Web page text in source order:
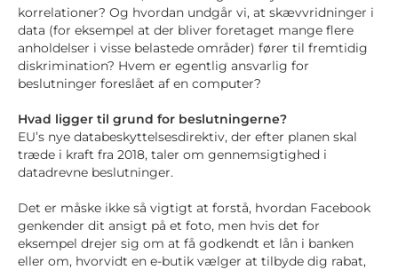
korrelationer? Og hvordan undgår vi, at skævvridninger i
data (for eksempel at der bliver foretaget mange flere
anholdelser i visse belastede områder) fører til fremtidig
diskrimination? Hvem er egentlig ansvarlig for
beslutninger foreslået af en computer?
Hvad ligger til grund for beslutningerne?
EU’s nye databeskyttelsesdirektiv, der efter planen skal
træde i kraft fra 2018, taler om gennemsigtighed i
datadrevne beslutninger.
Det er måske ikke så vigtigt at forstå, hvordan Facebook
genkender dit ansigt på et foto, men hvis det for
eksempel drejer sig om at få godkendt et lån i banken
eller om, hvorvidt en e-butik vælger at tilbyde dig rabat,